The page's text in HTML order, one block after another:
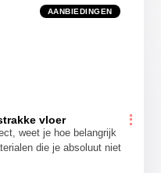
AANBIEDINGEN
vloer
weet je hoe belangrijk
die je absoluut niet